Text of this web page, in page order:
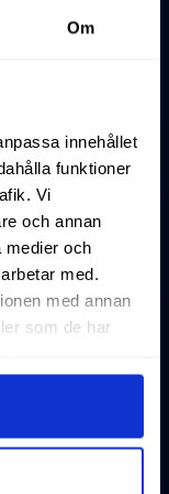
Om
innehållet
funktioner
Vi
och annan
medier och
med.
med annan
som de har